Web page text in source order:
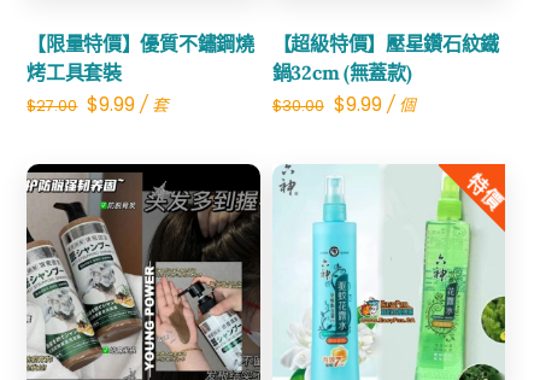
【限量特價】優質不鏽鋼燒
烤工具套裝
$27.00 Original
was:
$27.00.
$9.99Current
is:
$9.99.
/ 套
【超級特價】壓星鑽石紋鐵
鍋32cm (無蓋款)
$30.00 Original
was:
$30.00.
$9.99Current
/ 個
Share
特價
Share